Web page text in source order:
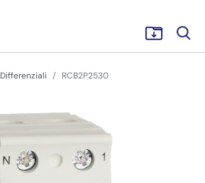
Differenziali RCB2P2530